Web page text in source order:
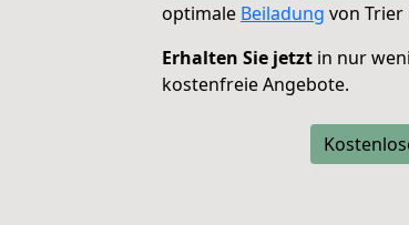
optimale Beiladung von Trier
Erhalten Sie jetzt in nur
kostenfreie Angebote.